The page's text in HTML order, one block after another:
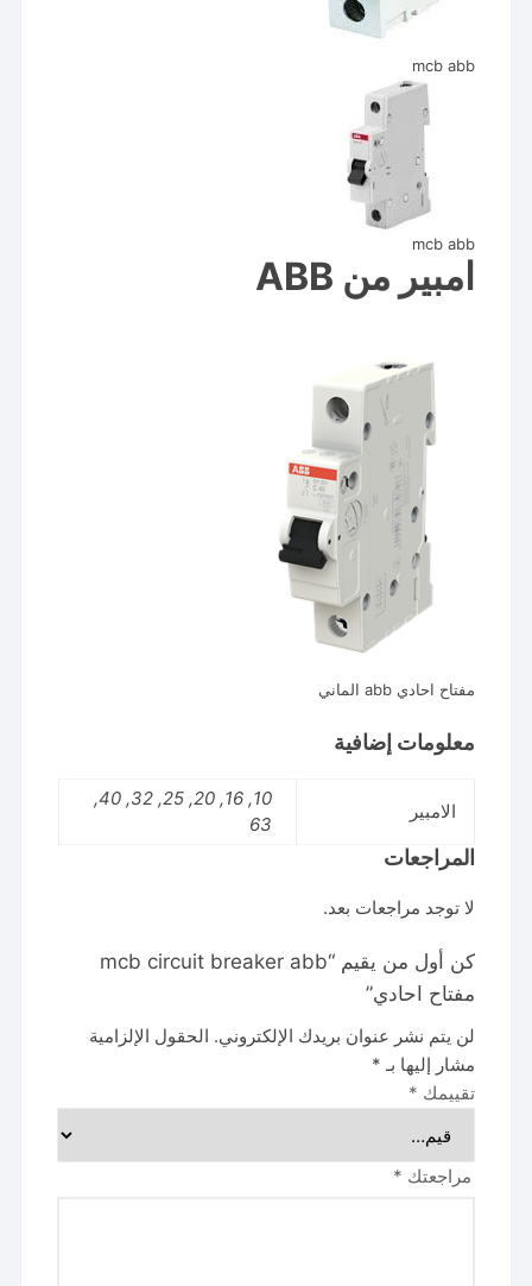
mcb abb
mcb abb
امبير من ABB
مفتاح احادي abb الماني
معلومات إضافية
الامبير
10, 16, 20, 25, 32, 40,
63
المراجعات
لا توجد مراجعات بعد.
كن أول من يقيم “mcb circuit breaker abb
مفتاح احادي”
لن يتم نشر عنوان بريدك الإلكتروني. الحقول الإلزامية
مشار إليها بـ *
تقييمك *
مراجعتك *